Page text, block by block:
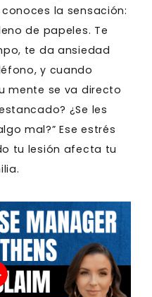
conoces la sensación:
de papeles. Te
te da ansiedad
y cuando
mente se va directo
¿Se les
mal?” Ese estrés
tu lesión afecta tu